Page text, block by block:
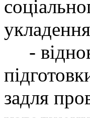
-
задля